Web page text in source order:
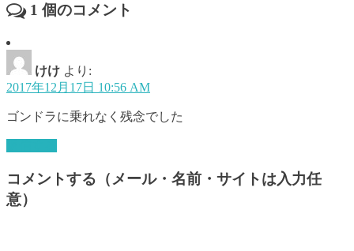
1 個のコメント
けけ より:
2017年12月17日 10:56 AM
ゴンドラに乗れなく残念でした
コメントする（メール・名前・サイトは入力任
意）